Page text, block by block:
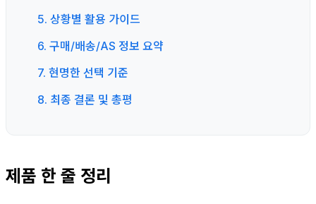
5. 상황별 활용 가이드
6. 구매/배송/AS 정보 요약
7. 현명한 선택 기준
8. 최종 결론 및 총평
제품 한 줄 정리